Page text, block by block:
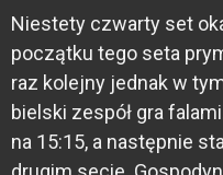
Niestety czwarty set
początku tego seta
raz kolejny jednak w
bielski zespół gra
na 15:15, a następnie